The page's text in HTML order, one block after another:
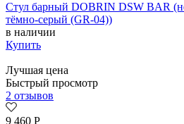
Стул барный DOBRIN DSW BAR
тёмно-серый (GR-04))
в наличии
Купить
Лучшая цена
Быстрый просмотр
2 отзывов
9 460 Р